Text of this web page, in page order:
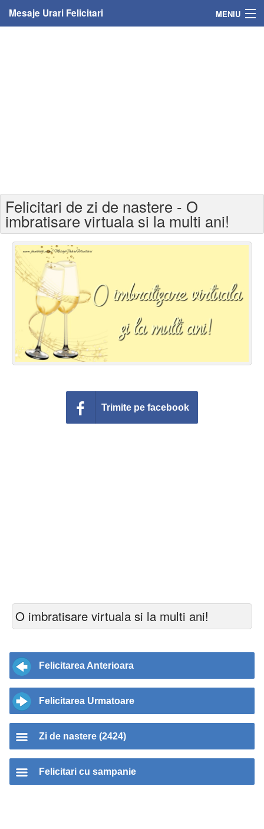
Mesaje Urari Felicitari MENIU
Felicitari varsta
Felicitari zilele anului
Felicitari zile saptamana
Felicitari muzicale
Felicitari muzicale personalizate
Felicitari animate
Conecteaza-te
Felicitari de zi de nastere - O
imbratisare virtuala si la multi ani!
Trimite pe facebook
O imbratisare virtuala si la multi ani!
Felicitarea Anterioara
Felicitarea Urmatoare
Zi de nastere (2424)
Felicitari cu sampanie